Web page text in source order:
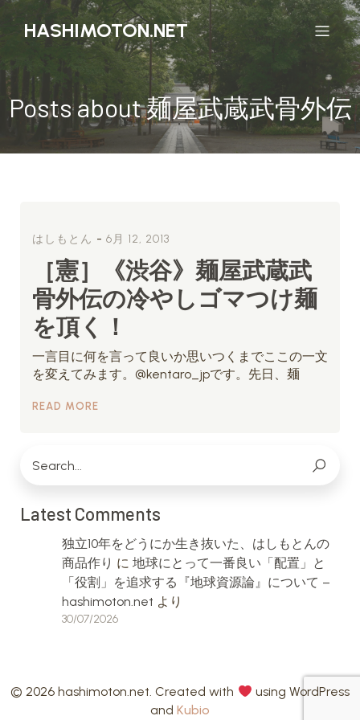
HASHIMOTON.NET
Posts about 麺屋武蔵武骨外伝
はしもとん - 6月 12, 2013
［憲］《渋谷》麺屋武蔵武
骨外伝の冷やしゴマつけ麺
を頂く！
一言目に何を言って良いか思いつくまでここの一文
を変えてみます。@kentaro_jpです。先日、麺
READ MORE
Latest Comments
独立10年をどうにか生き抜いた、はしもとんの
商品作り に 地球にとって一番良い「配置」と
「役割」を追求する『地球資源論』について –
hashimoton.net より
30/07/2026
© 2026 hashimoton.net. Created with
using WordPress
and Kubio